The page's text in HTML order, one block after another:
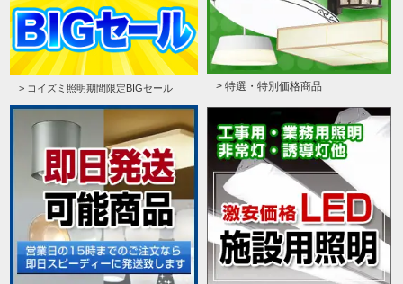
> コイズミ照明期間限定BIGセール > 特選・特別価格商品